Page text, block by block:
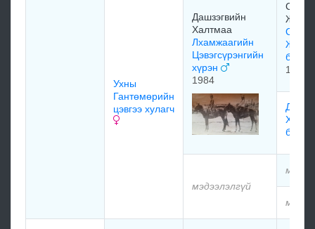
Ухны
Гантөмөрийн
цэвгээ хулагч
Дашзэгвийн
Халтмаа
Лхамжаагийн
Цэвэгсүрэнгийн
хүрэн
1984
бага
1976
мэдээлэлгүй